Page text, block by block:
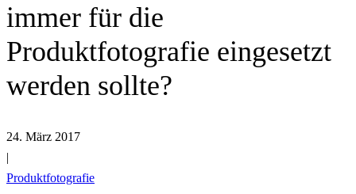
immer für die
Produktfotografie eingesetzt
werden sollte?
24. März 2017
|
Produktfotografie